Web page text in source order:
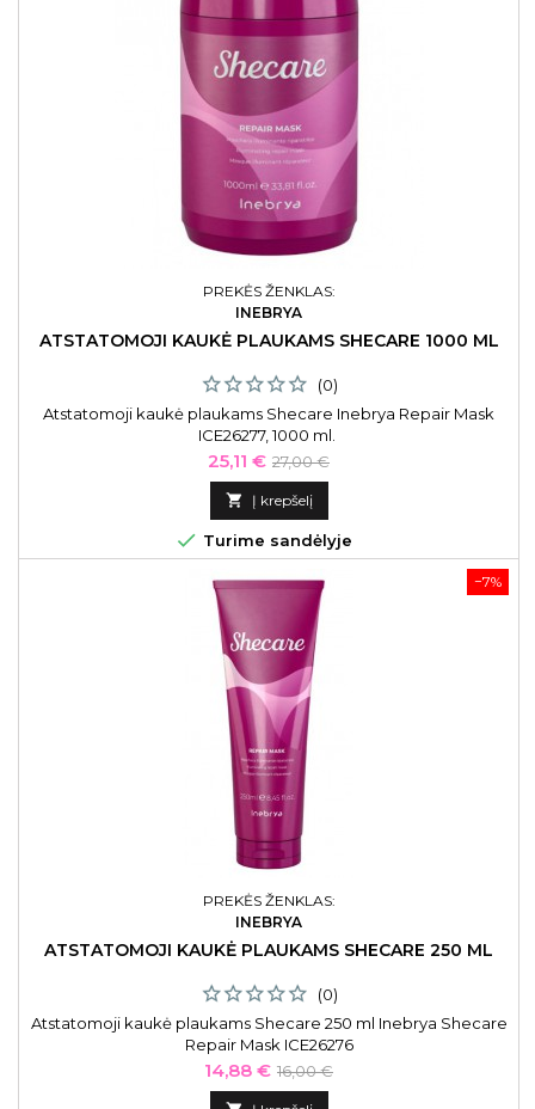
PREKĖS ŽENKLAS:
INEBRYA
ATSTATOMOJI KAUKĖ PLAUKAMS SHECARE 1000 ML
(0)
Atstatomoji kaukė plaukams Shecare Inebrya Repair Mask
ICE26277, 1000 ml.
Kaina
25,11 € Bazinė
kaina
27,00 €
 Į krepšelį
 Turime sandėlyje
−7%
PREKĖS ŽENKLAS:
INEBRYA
ATSTATOMOJI KAUKĖ PLAUKAMS SHECARE 250 ML
(0)
Atstatomoji kaukė plaukams Shecare 250 ml Inebrya Shecare
Repair Mask ICE26276
Kaina
14,88 € Bazinė
kaina
16,00 €